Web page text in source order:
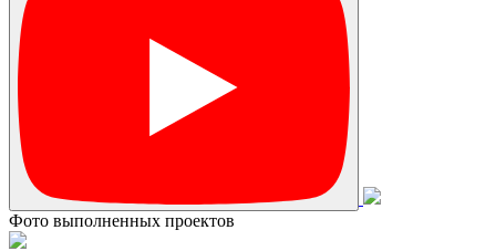
Фото выполненных проектов